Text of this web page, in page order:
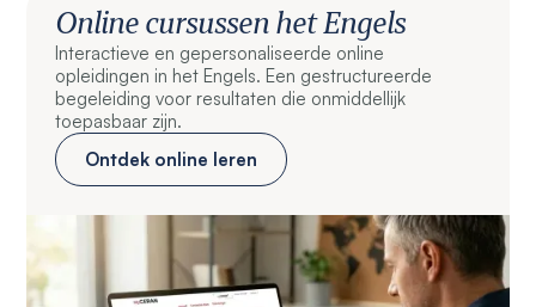
Online cursussen het Engels
Interactieve en gepersonaliseerde online
opleidingen in het Engels. Een gestructureerde
begeleiding voor resultaten die onmiddellijk
toepasbaar zijn.
Ontdek online leren